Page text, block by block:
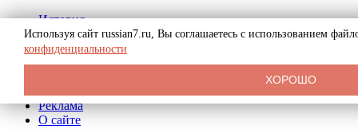
История
Биография
Криминал
СССР
Реклама
О сайте
Используя сайт russian7.ru, Вы соглашаетесь с использованием
конфиденциальности
ХОРОШО